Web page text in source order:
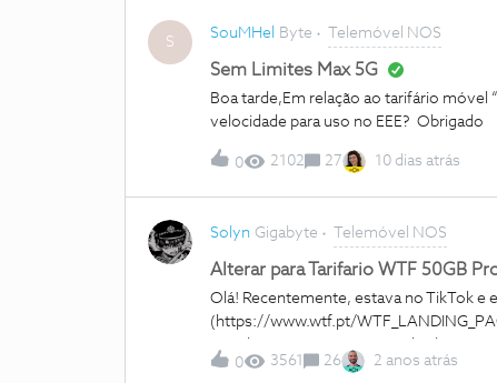
S
SouMHel Byte Telemóvel NOS
Sem Limites Max 5G
Boa tarde,Em relação ao tarifário móvel
velocidade para uso no EEE? Obrigado
0 2102 27 10 dias atrás
Solyn Gigabyte Telemóvel NOS
Alterar para Tarifario WTF 50GB
Olá! Recentemente, estava no TikTok e
(https://www.wtf.pt/
0 3561 26 2 anos atrás